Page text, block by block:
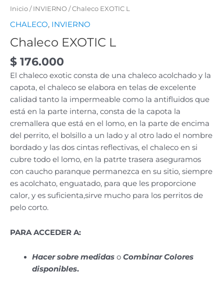
Inicio/INVIERNO/ Chaleco EXOTIC L
CHALECO, INVIERNO
Chaleco EXOTIC L
$ 176.000
El chaleco exotic consta de una chaleco acolchado y la
capota, el chaleco se elabora en telas de excelente
calidad tanto la impermeable como la antifluidos que
está en la parte interna, consta de la capota la
cremallera que está en el lomo, en la parte de encima
del perrito, el bolsillo a un lado y al otro lado el nombre
bordado y las dos cintas reflectivas, el chaleco en si
cubre todo el lomo, en la patrte trasera aseguramos
con caucho paranque permanezca en su sitio, siempre
es acolchato, enguatado, para que les proporcione
calor, y es suficienta,sirve mucho para los perritos de
pelo corto.
PARA ACCEDER A:
Hacer sobre medidas o Combinar Colores
disponibles.